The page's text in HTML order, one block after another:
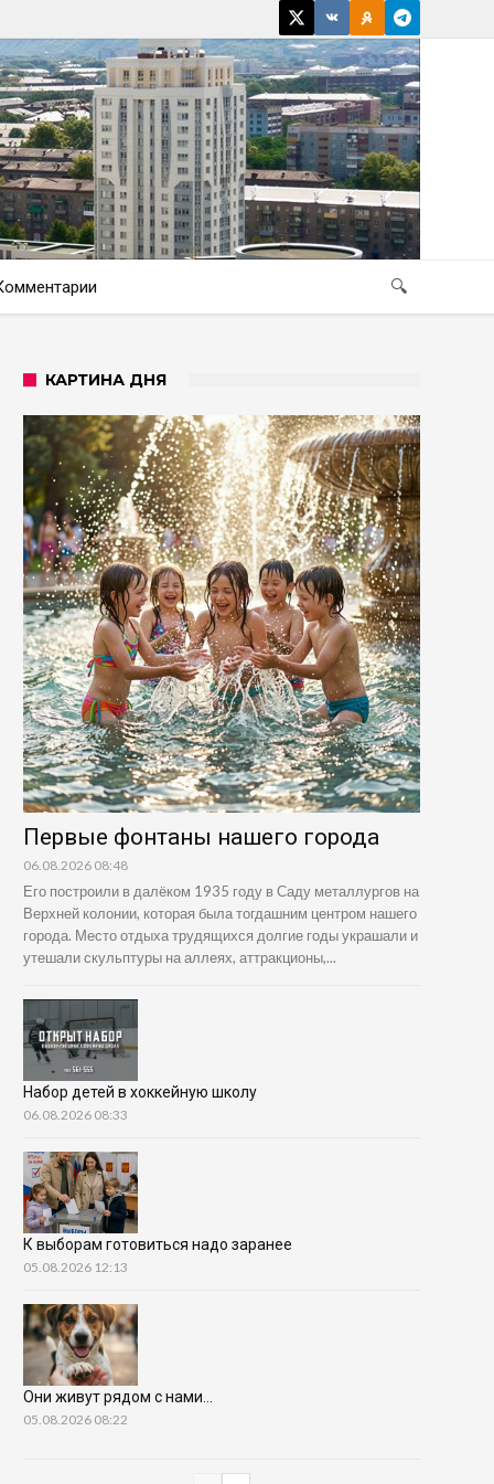
🔍
КАРТИНА ДНЯ
Первые фонтаны нашего города
06.08.2026 08:48
Его построили в далёком 1935 году в Саду металлургов на
Верхней колонии, которая была тогдашним центром нашего
города. Место отдыха трудящихся долгие годы украшали и
утешали скульптуры на аллеях, аттракционы,...
Набор детей в хоккейную школу
06.08.2026 08:33
К выборам готовиться надо заранее
05.08.2026 12:13
Они живут рядом с нами…
05.08.2026 08:22